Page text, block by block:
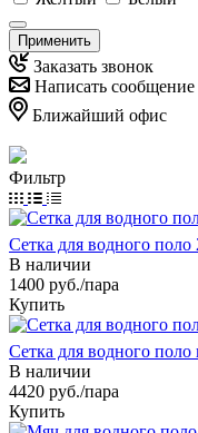
Применить
Заказать звонок
Написать сообщение
Ближайший офис
Фильтр
Сетка для водного
В наличии
1400 руб./пара
Купить
Сетка для водного
В наличии
4420 руб./пара
Купить